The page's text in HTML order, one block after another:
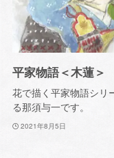
平家物語＜木蓮＞
花で描く平家物語シリ
る那須与一です。
2021年8月5日